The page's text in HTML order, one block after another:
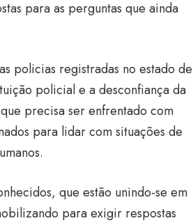
para as perguntas que ainda
policias registradas no estado de
policial e a desconfiança da
precisa ser enfrentado com
para lidar com situações de
que estão unindo-se em
para exigir respostas